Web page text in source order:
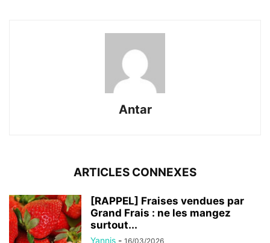
Antar
ARTICLES CONNEXES
[RAPPEL] Fraises vendues par
Grand Frais : ne les mangez
surtout...
Yannis - 16/03/2026